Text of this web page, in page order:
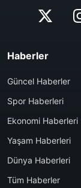
Haberler
Güncel Haberler
Spor Haberleri
Ekonomi Haberleri
Yaşam Haberleri
Dünya Haberleri
Tüm Haberler